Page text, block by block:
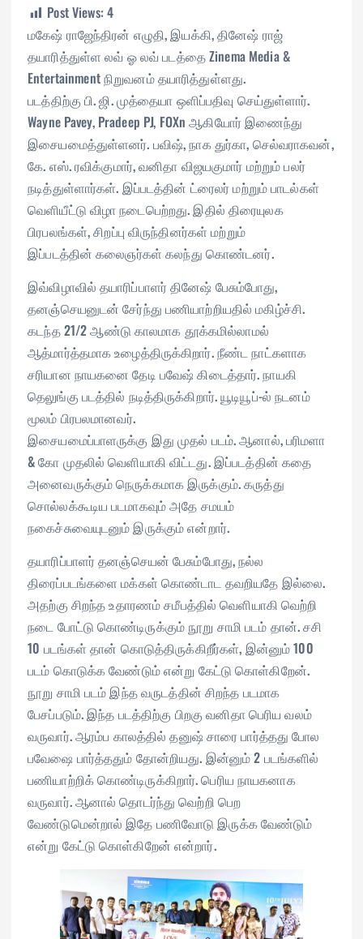
Post Views: 4
மகேஷ் ராஜேந்திரன் எழுதி, இயக்கி, தினேஷ் ராஜ்
தயாரித்துள்ள லவ் ஓ லவ் படத்தை Zinema Media &
Entertainment நிறுவனம் தயாரித்துள்ளது.
படத்திற்கு பி. ஜி. முத்தையா ஒளிப்பதிவு செய்துள்ளார்.
Wayne Pavey, Pradeep PJ, FOXn ஆகியோர் இணைந்து
இசையமைத்துள்ளனர். பவிஷ், நாக துர்கா, செல்வராகவன்,
கே. எஸ். ரவிக்குமார், வனிதா விஜயகுமார் மற்றும் பலர்
நடித்துள்ளார்கள். இப்படத்தின் ட்ரைலர் மற்றும் பாடல்கள்
வெளியீட்டு விழா நடைபெற்றது. இதில் திரையுலக
பிரபலங்கள், சிறப்பு விருந்தினர்கள் மற்றும்
இப்படத்தின் கலைஞர்கள் கலந்து கொண்டனர்.
இவ்விழாவில் தயாரிப்பாளர் தினேஷ் பேசும்போது,
தனஞ்செயனுடன் சேர்ந்து பணியாற்றியதில் மகிழ்ச்சி.
கடந்த 21/2 ஆண்டு காலமாக தூக்கமில்லாமல்
ஆத்மார்த்தமாக உழைத்திருக்கிறார். நீண்ட நாட்களாக
சரியான நாயகனை தேடி பவேஷ் கிடைத்தார். நாயகி
தெலுங்கு படத்தில் நடித்திருக்கிறார். யூடியூப்-ல் நடனம்
மூலம் பிரபலமானவர்.
இசையமைப்பாளருக்கு இது முதல் படம். ஆனால், பரிமளா
& கோ முதலில் வெளியாகி விட்டது. இப்படத்தின் கதை
அனைவருக்கும் நெருக்கமாக இருக்கும். கருத்து
சொல்லக்கூடிய படமாகவும் அதே சமயம்
நகைச்சுவையுடனும் இருக்கும் என்றார்.
தயாரிப்பாளர் தனஞ்செயன் பேசும்போது, நல்ல
திரைப்படங்களை மக்கள் கொண்டாட தவறியதே இல்லை.
அதற்கு சிறந்த உதாரணம் சமீபத்தில் வெளியாகி வெற்றி
நடை போட்டு கொண்டிருக்கும் நூறு சாமி படம் தான். சசி
10 படங்கள் தான் கொடுத்திருக்கிறீர்கள், இன்னும் 100
படம் கொடுக்க வேண்டும் என்று கேட்டு கொள்கிறேன்.
நூறு சாமி படம் இந்த வருடத்தின் சிறந்த படமாக
பேசப்படும். இந்த படத்திற்கு பிறகு வனிதா பெரிய வலம்
வருவார். ஆரம்ப காலத்தில் தனுஷ் சாரை பார்த்தது போல
பவேஷை பார்த்ததும் தோன்றியது. இன்னும் 2 படங்களில்
பணியாற்றிக் கொண்டிருக்கிறார். பெரிய நாயகனாக
வருவார். ஆனால் தொடர்ந்து வெற்றி பெற
வேண்டுமென்றால் இதே பணிவோடு இருக்க வேண்டும்
என்று கேட்டு கொள்கிறேன் என்றார்.